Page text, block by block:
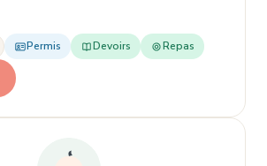
Permis Devoirs Repas